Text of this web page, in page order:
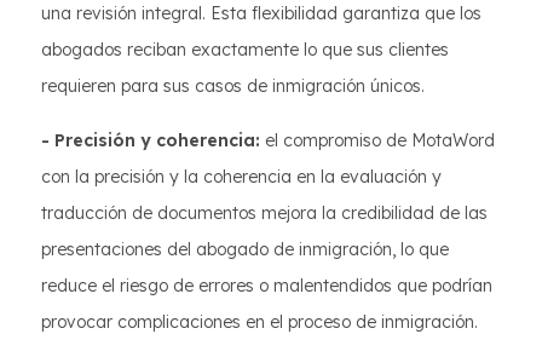
una revisión integral. Esta flexibilidad garantiza que los
abogados reciban exactamente lo que sus clientes
requieren para sus casos de inmigración únicos.
- Precisión y coherencia: el compromiso de MotaWord
con la precisión y la coherencia en la evaluación y
traducción de documentos mejora la credibilidad de las
presentaciones del abogado de inmigración, lo que
reduce el riesgo de errores o malentendidos que podrían
provocar complicaciones en el proceso de inmigración.